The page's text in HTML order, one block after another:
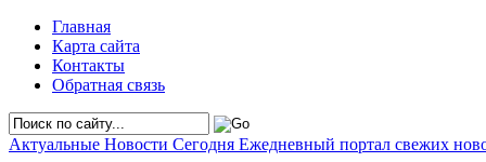
Главная
Карта сайта
Контакты
Обратная связь
Актуальные Новости Сегодня Ежедневный портал свежих